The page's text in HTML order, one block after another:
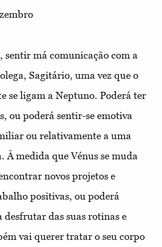
sentir má comunicação com a
Sagitário, uma vez que o
se ligam a Neptuno. Poderá ter
ou poderá sentir-se emotiva
ou relativamente a uma
À medida que Vénus se muda
novos projetos e
positivas, ou poderá
desfrutar das suas rotinas e
vai querer tratar o seu corpo